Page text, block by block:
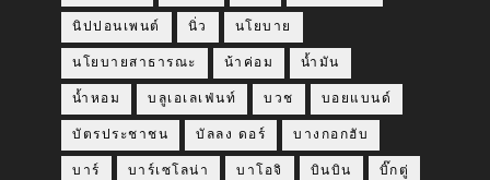
นิปปอนเพนต์ นิ่ว นโยบาย
นโยบายสาธารณะ น้าค่อม น้ำมัน
น้ำหอม บลูเอเลเฟ่นท์ บวช บอยแบนด์
บัตรประชาชน บัลลง ดอร์ บางกอกฮับ
บาร์ บาร์เซโลน่า บาโอจิ บินบิน บิ๊กตู่